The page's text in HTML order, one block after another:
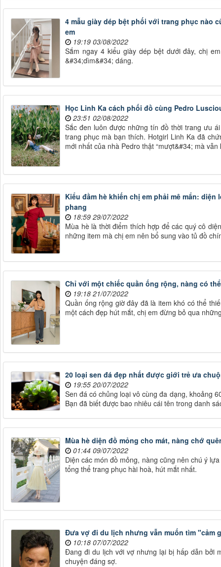
4 mẫu giày dép bệt phối với trang phục nào
em
19:19 03/08/2022
Sắm ngay 4 kiểu giày dép bệt dưới đây, chị
&#34;dìm&#34; dáng.
Học Linh Ka cách phối đồ cùng Pedro
23:51 02/08/2022
Sắc đen luôn được những tín đồ thời trang ưu
trang phục mà bạn thích. Hotgirl Linh Ka đã
mới nhất của nhà Pedro thật “mượt&#34; mà
Kiểu đầm hè khiến chị em phải mê mẩn:
phang
18:59 29/07/2022
Mùa hè là thời điểm thích hợp để các quý cô
những item mà chị em nên bổ sung vào tủ đồ
Chỉ với một chiếc quần ống rộng, nàng có
19:18 21/07/2022
Quần ống rộng giờ đây đã là item khó có thể
một cách đẹp hút mắt, chị em đừng bỏ qua
20 loại sen đá đẹp nhất được giới trẻ ưa
19:55 20/07/2022
Sen đá có chủng loại vô cùng đa dạng, khoảng
Bạn đã biết được bao nhiêu cái tên trong danh
Mùa hè diện đồ mỏng cho mát, nàng chớ
01:44 09/07/2022
Diện các món đồ mỏng, nàng cũng nên chú ý
tổng thể trang phục hài hoà, hút mắt nhất.
Đưa vợ đi du lịch nhưng vẫn muốn tìm "cảm
10:18 07/07/2022
Đang đi du lịch với vợ nhưng lại bị hấp dẫn bởi
chuyện đáng sợ.